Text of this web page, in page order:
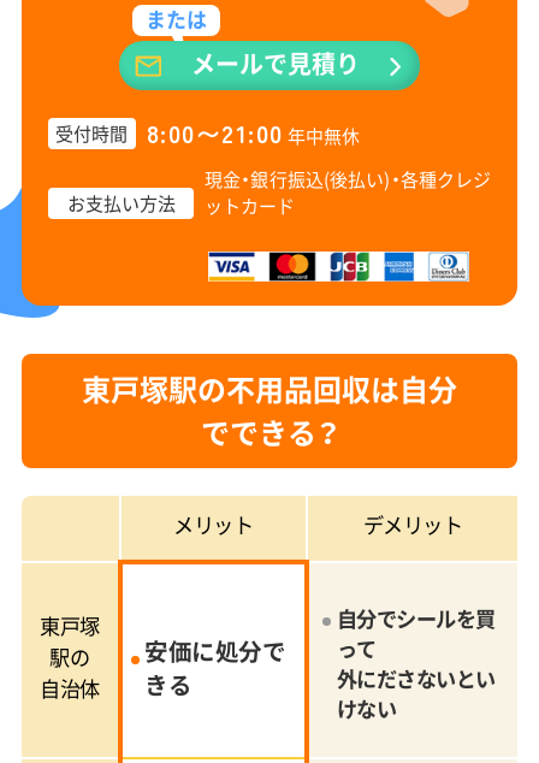
または
メールで見積り
受付時間 8:00〜21:00 年中無休
お支払い方法
現金・銀行振込(後払い)・各種クレジ
ットカード
東戸塚駅の不用品回収は自分
でできる？
メリット デメリット
東戸塚
駅の
自治体
安価に処分で
きる
自分でシールを買
って
外にださないとい
けない